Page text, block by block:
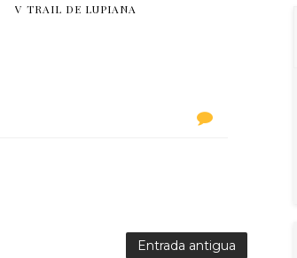
V TRAIL DE LUPIANA
Entrada antiguaTod@s